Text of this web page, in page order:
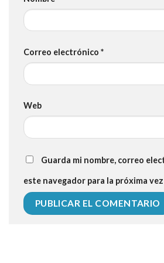
Correo electrónico *
Web
Guarda mi nombre, correo
este navegador para la próxima